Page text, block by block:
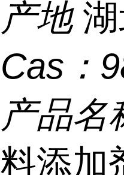
产地
Cas：
产品名
料添加